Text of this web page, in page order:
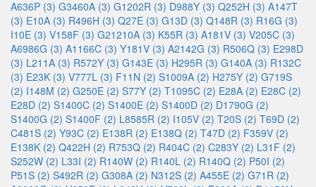
A636P (3) G3460A (3) G1202R (3) D988Y (3) Q252H (3) A147T
(3) E10A (3) R496H (3) Q27E (3) G13D (3) Q148R (3) R16G (3)
I10E (3) V158F (3) G21210A (3) K55R (3) A181V (3) V205C (3)
A6986G (3) A1166C (3) Y181V (3) A2142G (3) R506Q (3) E298D
(3) L211A (3) R572Y (3) G143E (3) H295R (3) G140A (3) R132C
(3) E23K (3) V777L (3) F11N (2) S1009A (2) H275Y (2) G719S
(2) I148M (2) G250E (2) S77Y (2) T1095C (2) E28A (2) E28C (2)
E28D (2) S1400C (2) S1400E (2) S1400D (2) D1790G (2)
S1400G (2) S1400F (2) L8585R (2) I105V (2) T20S (2) T69D (2)
C481S (2) Y93C (2) E138R (2) E138Q (2) T47D (2) F359V (2)
E138K (2) Q422H (2) R753Q (2) R404C (2) C283Y (2) L31F (2)
S252W (2) L33I (2) R140W (2) R140L (2) R140Q (2) P50I (2)
P51S (2) S492R (2) G308A (2) N312S (2) A455E (2) G71R (2)